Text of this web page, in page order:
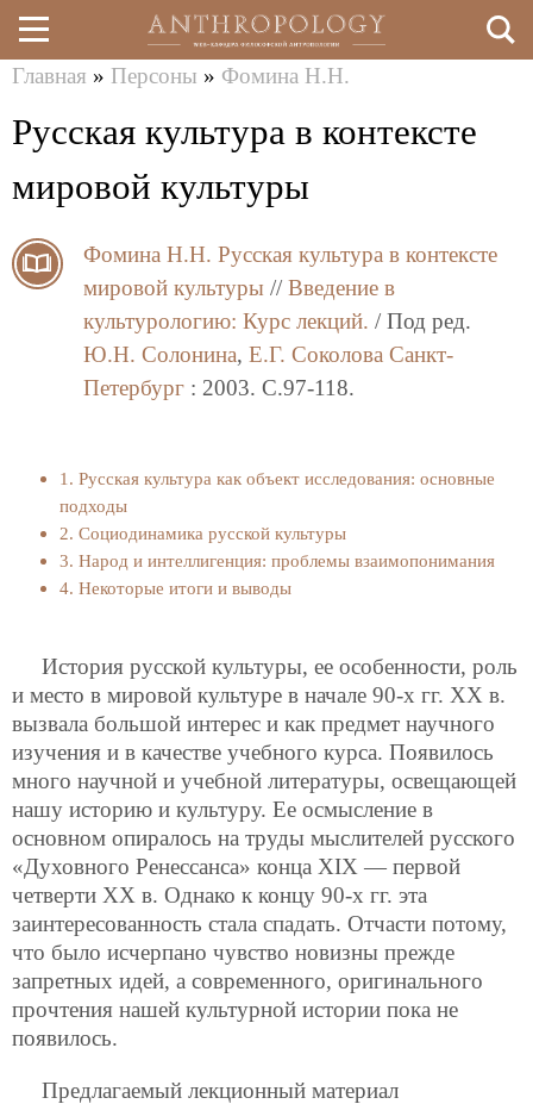
Перейти
к
основному
здесь
Главная » Персоны » Фомина Н.Н.
Русская культура в контексте
мировой культуры
Фомина Н.Н. Русская культура в контексте
мировой культуры // Введение в
культурологию: Курс лекций. / Под ред.
Ю.Н. Солонина, Е.Г. Соколова Санкт-
Петербург : 2003. C.97-118.
1. Русская культура как объект исследования: основные
подходы
2. Социодинамика русской культуры
3. Народ и интеллигенция: проблемы взаимопонимания
4. Некоторые итоги и выводы
История русской культуры, ее особенности, роль
и место в мировой культуре в начале 90-х гг. XX в.
вызвала большой интерес и как предмет научного
изучения и в качестве учебного курса. Появилось
много научной и учебной литературы, освещающей
нашу историю и культуру. Ее осмысление в
основном опиралось на труды мыслителей русского
«Духовного Ренессанса» конца XIX — первой
четверти XX в. Однако к концу 90-х гг. эта
заинтересованность стала спадать. Отчасти потому,
что было исчерпано чувство новизны прежде
запретных идей, а современного, оригинального
прочтения нашей культурной истории пока не
появилось.
Предлагаемый лекционный материал